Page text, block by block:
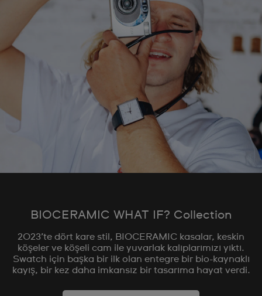
BIOCERAMIC WHAT IF? Collection
2023’te dört kare stil, BIOCERAMIC kasalar, keskin
köşeler ve köşeli cam ile yuvarlak kalıplarımızı yıktı.
Swatch için başka bir ilk olan entegre bir bio-kaynaklı
kayış, bir kez daha imkansız bir tasarıma hayat verdi.